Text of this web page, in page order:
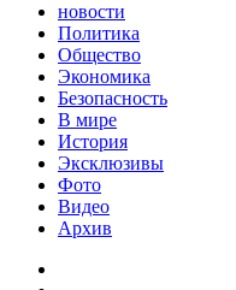
новости
Политика
Общество
Экономика
Безопасность
В мире
История
Эксклюзивы
Фото
Видео
Архив